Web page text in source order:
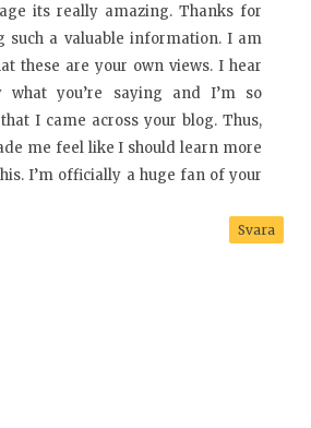
its really amazing. Thanks for
such a valuable information. I am
these are your own views. I hear
what you’re saying and I’m so
I came across your blog. Thus,
me feel like I should learn more
I’m officially a huge fan of your
Svara